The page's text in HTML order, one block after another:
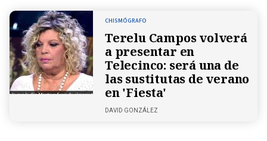
CHISMÓGRAFO
Terelu Campos volverá
a presentar en
Telecinco: será una de
las sustitutas de verano
en 'Fiesta'
DAVID GONZÁLEZ